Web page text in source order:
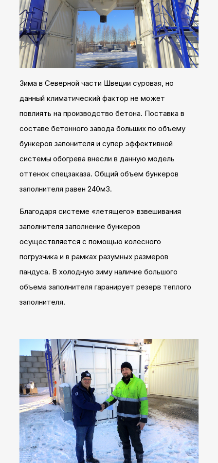
Зима в Северной части Швеции суровая, но
данный климатический фактор не может
повлиять на производство бетона. Поставка в
составе бетонного завода больших по объему
бункеров запонителя и супер эффективной
системы обогрева внесли в данную модель
оттенок спецзаказа. Общий объем бункеров
заполнителя равен 240м3.
Благодаря системе «летящего» взвешивания
заполнителя заполнение бункеров
осуществляется с помощью колесного
погрузчика и в рамках разумных размеров
пандуса. В холодную зиму наличие большого
объема заполнителя гаранирует резерв теплого
заполнителя.